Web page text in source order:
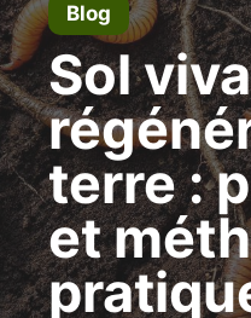
Blog
Sol
terre :
et